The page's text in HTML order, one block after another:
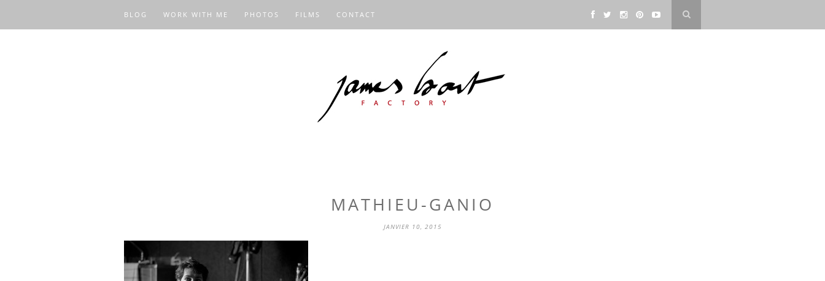
BLOG WORK WITH ME PHOTOS FILMS CONTACT
MATHIEU-GANIO
JANVIER 10, 2015